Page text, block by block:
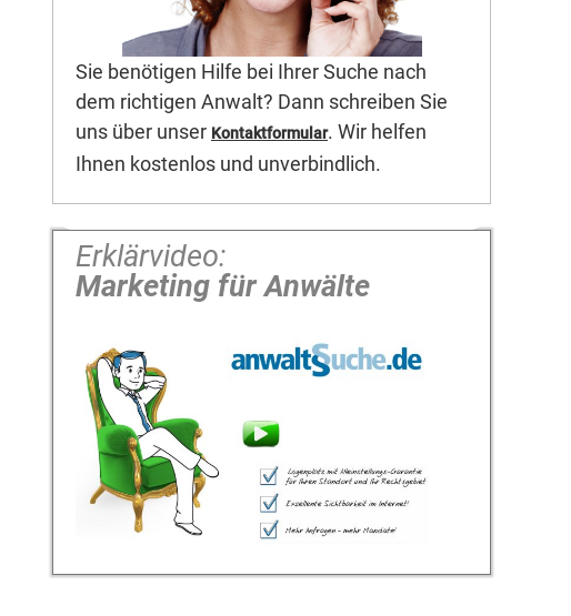
Sie benötigen Hilfe bei Ihrer Suche nach
dem richtigen Anwalt? Dann schreiben Sie
uns über unser Kontaktformular. Wir helfen
Ihnen kostenlos und unverbindlich.
Erklärvideo:
Marketing für Anwälte